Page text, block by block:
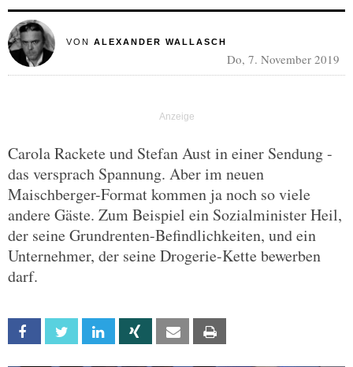
VON ALEXANDER WALLASCH
Do, 7. November 2019
Carola Rackete und Stefan Aust in einer Sendung -
das versprach Spannung. Aber im neuen
Maischberger-Format kommen ja noch so viele
andere Gäste. Zum Beispiel ein Sozialminister Heil,
der seine Grundrenten-Befindlichkeiten, und ein
Unternehmer, der seine Drogerie-Kette bewerben
darf.
Facebook Twitter Linkedin Xing Email